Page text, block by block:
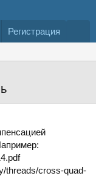
Регистрация
threads/cross-quad-